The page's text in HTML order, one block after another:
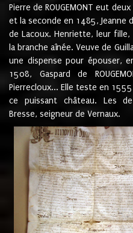
Pierre de ROUGEMONT eut
et la seconde en 1485, Jeanne
de Lacoux. Henriette, leur
la branche aînée. Veuve de
une dispense pour épouser,
1508, Gaspard de
Pierrecloux... Elle teste en
ce puissant château. Les de
Bresse, seigneur de Vernaux.